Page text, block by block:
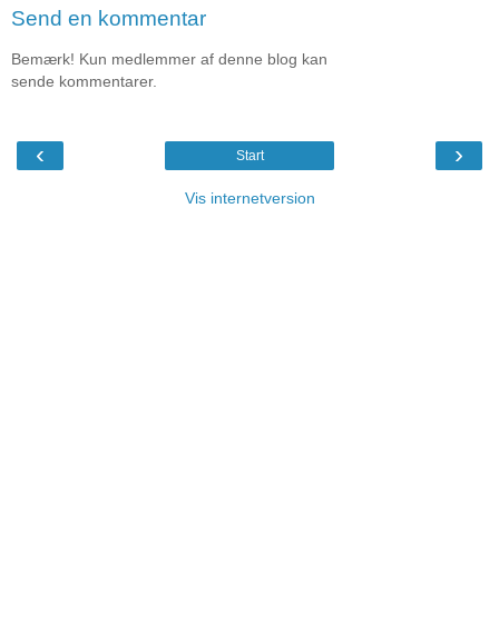
Send en kommentar
Bemærk! Kun medlemmer af denne blog kan
sende kommentarer.
‹ ›
Start
Vis internetversion